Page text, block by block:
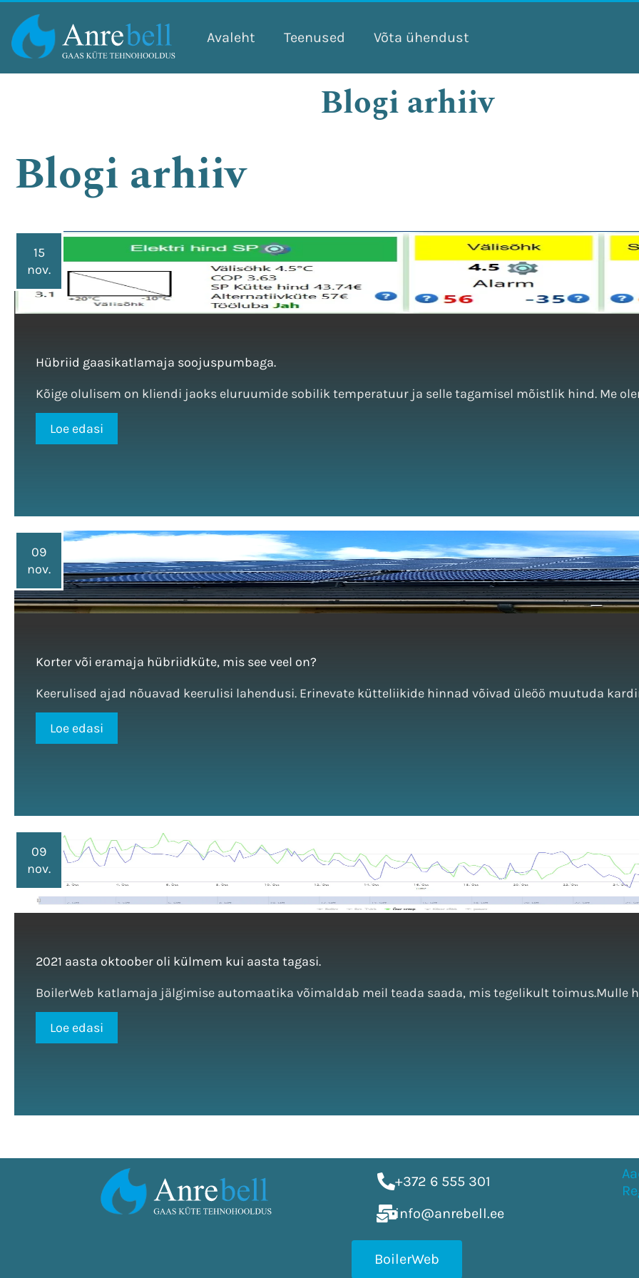
content
Avaleht Teenused Võta ühendust
Blogi arhiiv
Blogi arhiiv
15
nov.
Hübriid gaasikatlamaja soojuspumbaga.
Kõige olulisem on kliendi jaoks eluruumide sobilik temperatuur ja selle tagamisel mõistlik hind. Me
Loe edasi
09
nov.
Korter või eramaja hübriidküte, mis see veel on?
Keerulised ajad nõuavad keerulisi lahendusi. Erinevate kütteliikide hinnad võivad üleöö muutuda
Loe edasi
09
nov.
2021 aasta oktoober oli külmem kui aasta tagasi.
BoilerWeb katlamaja jälgimise automaatika võimaldab meil teada saada, mis tegelikult toimus.Mulle
Loe edasi
+372 6 555 301
info@anrebell.ee
BoilerWeb